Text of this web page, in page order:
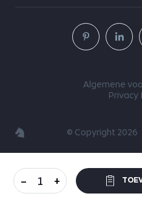
- +
© Copyright 2026
Algemene
Privacy